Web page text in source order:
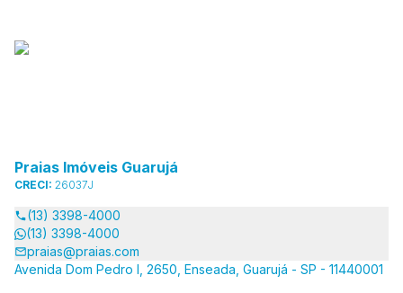
Praias Imóveis Guarujá
CRECI: 26037J
(13) 3398-4000
(13) 3398-4000
praias@praias.com
Avenida Dom Pedro I, 2650, Enseada, Guarujá - SP - 11440001